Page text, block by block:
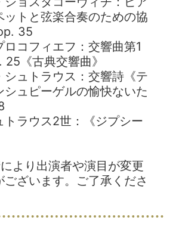
ットと弦楽合奏のための協
35
ロコフィエフ：交響曲第1
《古典交響曲》
シュトラウス：交響詩《テ
シュピーゲルの愉快ないた
トラウス2世：《ジプシー
より出演者や演目が変更
ございます。ご了承くださ